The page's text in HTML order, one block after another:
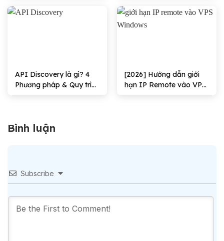
through Remote
Desktop Services hiệu
quả
API Discovery là gì? 4
Phương pháp & Quy trình
[2026] Hướng dẫn giới
hạn IP Remote vào VPS
Bình luận
Subscribe